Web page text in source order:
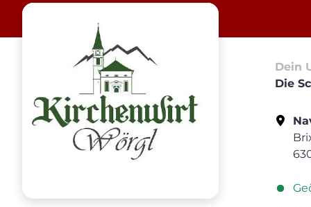
Dein
Die